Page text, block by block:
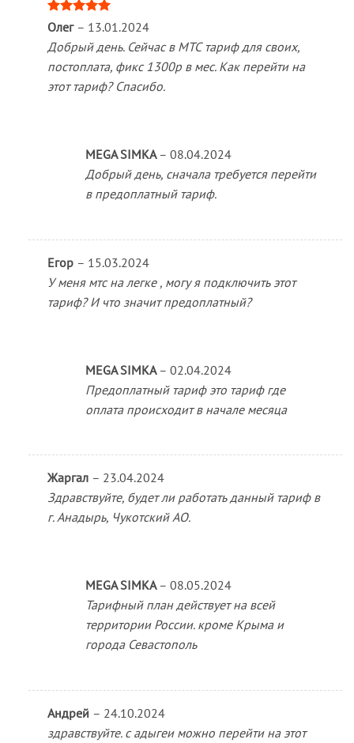
Оценка 5
Олег – 13.01.2024
Добрый день. Сейчас в МТС тариф для своих,
постоплата, фикс 1300р в мес. Как перейти на
этот тариф? Спасибо.
MEGA SIMKA – 08.04.2024
Добрый день, сначала требуется перейти
в предоплатный тариф.
Егор – 15.03.2024
У меня мтс на легке , могу я подключить этот
тариф? И что значит предоплатный?
MEGA SIMKA – 02.04.2024
Предоплатный тариф это тариф где
оплата происходит в начале месяца
Жаргал – 23.04.2024
Здравствуйте, будет ли работать данный тариф в
г. Анадырь, Чукотский АО.
MEGA SIMKA – 08.05.2024
Тарифный план действует на всей
территории России. кроме Крыма и
города Севастополь
Андрей – 24.10.2024
здравствуйте. с адыгеи можно перейти на этот